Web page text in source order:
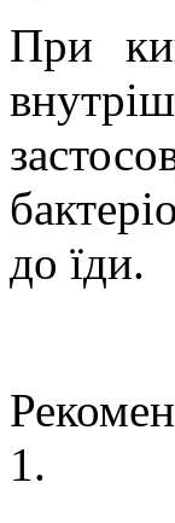
При
до їди.
1.